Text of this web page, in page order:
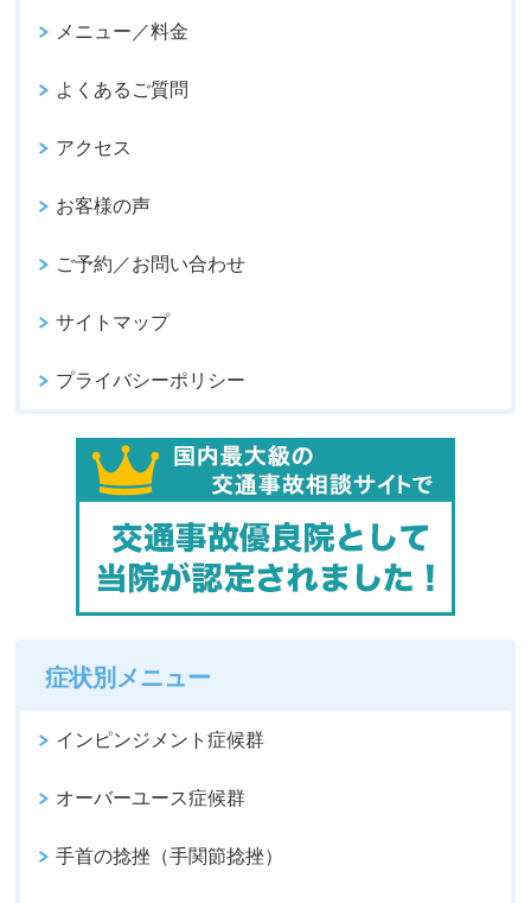
メニュー／料金
よくあるご質問
アクセス
お客様の声
ご予約／お問い合わせ
サイトマップ
プライバシーポリシー
症状別メニュー
インピンジメント症候群
オーバーユース症候群
手首の捻挫（手関節捻挫）